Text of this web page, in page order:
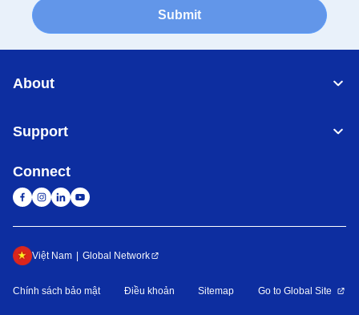
Submit
About
Support
Connect
Việt Nam Global Network
Chính sách bảo mật Điều khoản Sitemap Go to Global Site